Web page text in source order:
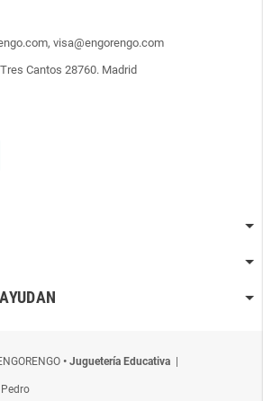
visa@engorengo.com
Cantos 28760. Madrid
• Juguetería Educativa